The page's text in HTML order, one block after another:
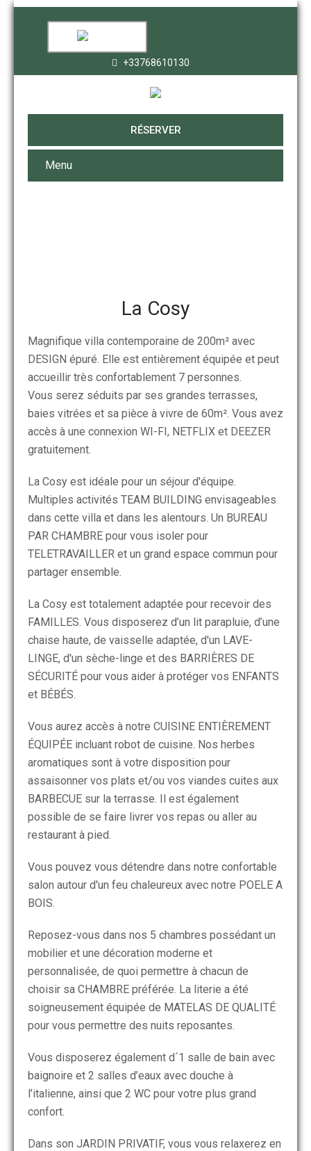
+33768610130
RÉSERVER
Menu
La Cosy
Magnifique villa contemporaine de 200m² avec
DESIGN épuré. Elle est entièrement équipée et peut
accueillir très confortablement 7 personnes.
Vous serez séduits par ses grandes terrasses,
baies vitrées et sa pièce à vivre de 60m². Vous avez
accès à une connexion WI-FI, NETFLIX et DEEZER
gratuitement.
La Cosy est idéale pour un séjour d'équipe.
Multiples activités TEAM BUILDING envisageables
dans cette villa et dans les alentours. Un BUREAU
PAR CHAMBRE pour vous isoler pour
TELETRAVAILLER et un grand espace commun pour
partager ensemble.
La Cosy est totalement adaptée pour recevoir des
FAMILLES. Vous disposerez d’un lit parapluie, d’une
chaise haute, de vaisselle adaptée, d'un LAVE-
LINGE, d'un sèche-linge et des BARRIÈRES DE
SÉCURITÉ pour vous aider à protéger vos ENFANTS
et BÉBÉS.
Vous aurez accès à notre CUISINE ENTIÈREMENT
ÉQUIPÉE incluant robot de cuisine. Nos herbes
aromatiques sont à votre disposition pour
assaisonner vos plats et/ou vos viandes cuites aux
BARBECUE sur la terrasse. Il est également
possible de se faire livrer vos repas ou aller au
restaurant à pied.
Vous pouvez vous détendre dans notre confortable
salon autour d'un feu chaleureux avec notre POELE A
BOIS.
Reposez-vous dans nos 5 chambres possédant un
mobilier et une décoration moderne et
personnalisée, de quoi permettre à chacun de
choisir sa CHAMBRE préférée. La literie a été
soigneusement équipée de MATELAS DE QUALITÉ
pour vous permettre des nuits reposantes.
Vous disposerez également d´1 salle de bain avec
baignoire et 2 salles d’eaux avec douche à
l’italienne, ainsi que 2 WC pour votre plus grand
confort.
Dans son JARDIN PRIVATIF, vous vous relaxerez en